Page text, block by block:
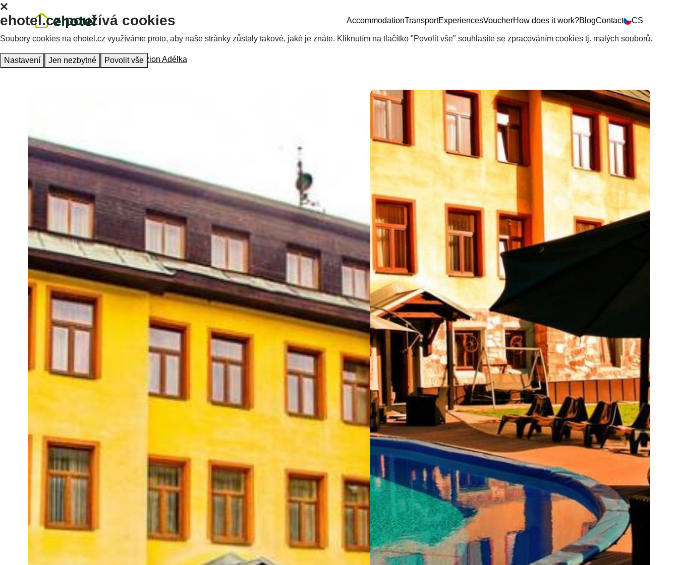
AccommodationTransportExperiencesVoucherHow does it work?BlogContact CS
Homepage Accommodation Penzion Adélka
ehotel.cz používá cookies
Soubory cookies na ehotel.cz využíváme proto, aby naše stránky zůstaly takové, jaké je znáte. Kliknutím na tlačítko "Povolit vše" souhlasíte se zpracováním cookies tj. malých souborů.
Nastavení Jen nezbytné Povolit vše